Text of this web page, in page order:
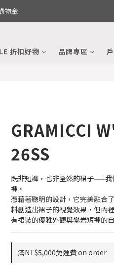
物金
折扣好物 品牌專區
GRAMICCI
26SS
既非短褲，也非全然的裙子——
褲。
憑藉著聰明的設計，它完美融合
料創造出裙子的視覺效果，但內
有裙裝的優雅外觀與攀岩短褲的
滿NT$5,000免運費 on order